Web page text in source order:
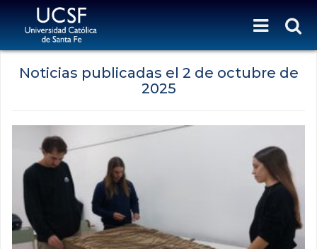
Noticias publicadas el 2 de octubre de
2025